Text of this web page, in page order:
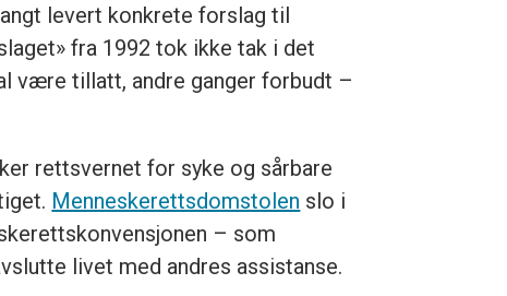
levert konkrete forslag til
fra 1992 tok ikke tak i det
være tillatt, andre ganger forbudt –
rettsvernet for syke og sårbare
Menneskerettsdomstolen slo i
– som
livet med andres assistanse.